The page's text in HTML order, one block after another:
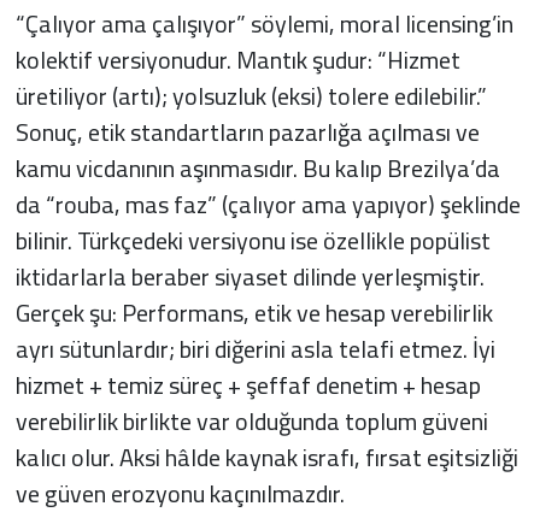
“Çalıyor ama çalışıyor” söylemi, moral licensing’in
kolektif versiyonudur. Mantık şudur: “Hizmet
üretiliyor (artı); yolsuzluk (eksi) tolere edilebilir.”
Sonuç, etik standartların pazarlığa açılması ve
kamu vicdanının aşınmasıdır. Bu kalıp Brezilya’da
da “rouba, mas faz” (çalıyor ama yapıyor) şeklinde
bilinir. Türkçedeki versiyonu ise özellikle popülist
iktidarlarla beraber siyaset dilinde yerleşmiştir.
Gerçek şu: Performans, etik ve hesap verebilirlik
ayrı sütunlardır; biri diğerini asla telafi etmez. İyi
hizmet + temiz süreç + şeffaf denetim + hesap
verebilirlik birlikte var olduğunda toplum güveni
kalıcı olur. Aksi hâlde kaynak israfı, fırsat eşitsizliği
ve güven erozyonu kaçınılmazdır.